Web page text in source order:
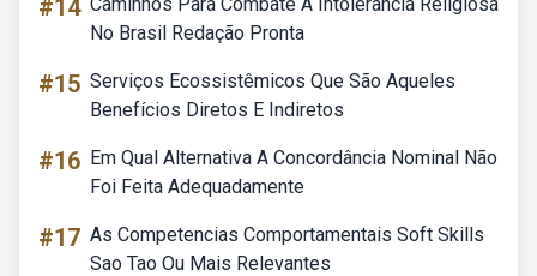
#14
No Brasil Redação Pronta
#15 Serviços Ecossistêmicos Que São Aqueles
Benefícios Diretos E Indiretos
#16 Em Qual Alternativa A Concordância Nominal Não
Foi Feita Adequadamente
#17 As Competencias Comportamentais Soft Skills
Sao Tao Ou Mais Relevantes